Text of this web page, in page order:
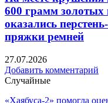
600 грамм золотых
оказались
пряжки ремней
27.07.2026
Добавить комментарий
Случайные
«Хаябуса-2» помогла